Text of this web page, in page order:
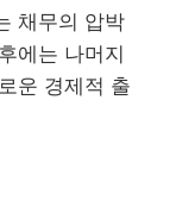
채무의 압박
에는 나머지
운 경제적 출